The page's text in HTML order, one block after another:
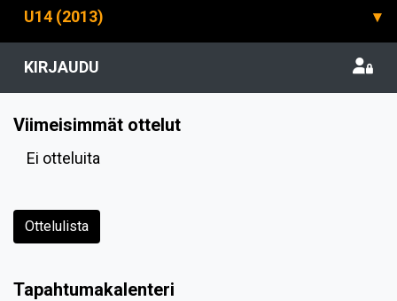
U14 (2013) ▾
KIRJAUDU
Viimeisimmät ottelut
Ei otteluita
Ottelulista
Tapahtumakalenteri